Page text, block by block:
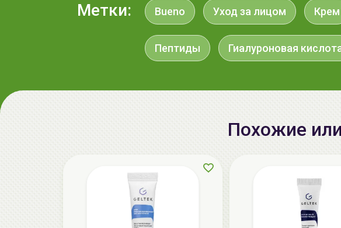
Метки: Bueno Уход за лицом Крем
Пептиды Гиалуроновая
Похожие